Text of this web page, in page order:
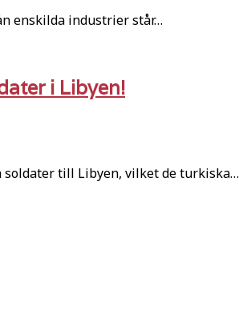
enskilda industrier står…
i Libyen!
till Libyen, vilket de turkiska…